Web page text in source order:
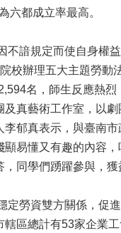
六都成立率最高。
諳規定而使自身權
辦理五大主題勞動
名，師生反應熱
真藝術工作室，以
郁真表示，與臺南
易懂又有趣的內容
同學們踴躍參與，獲
勞資雙方關係，促
區總計有53家企業